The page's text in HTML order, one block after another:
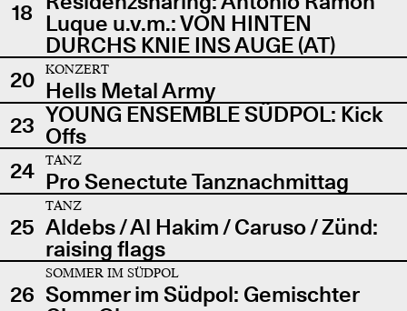
18 Luque u.v.m.: VON HINTEN
DURCHS KNIE INS AUGE (AT)
20
KONZERT
Hells Metal Army
23 YOUNG ENSEMBLE SÜDPOL: Kick
Offs
24
TANZ
Pro Senectute Tanznachmittag
25
TANZ
Aldebs / Al Hakim / Caruso / Zünd:
raising flags
26
SOMMER IM SÜDPOL
Sommer im Südpol: Gemischter